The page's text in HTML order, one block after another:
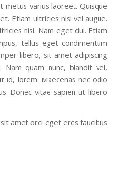
metus varius laoreet. Quisque
Etiam ultricies nisi vel augue.
nisi. Nam eget dui. Etiam
tellus eget condimentum
libero, sit amet adipiscing
Nam quam nunc, blandit vel,
id, lorem. Maecenas nec odio
Donec vitae sapien ut libero
amet orci eget eros faucibus